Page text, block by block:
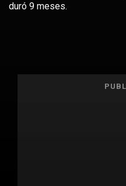
duró 9 meses.